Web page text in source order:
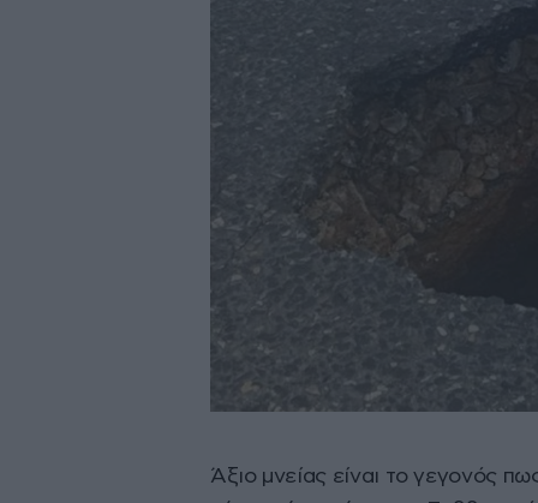
Άξιο μνείας είναι το γεγονός